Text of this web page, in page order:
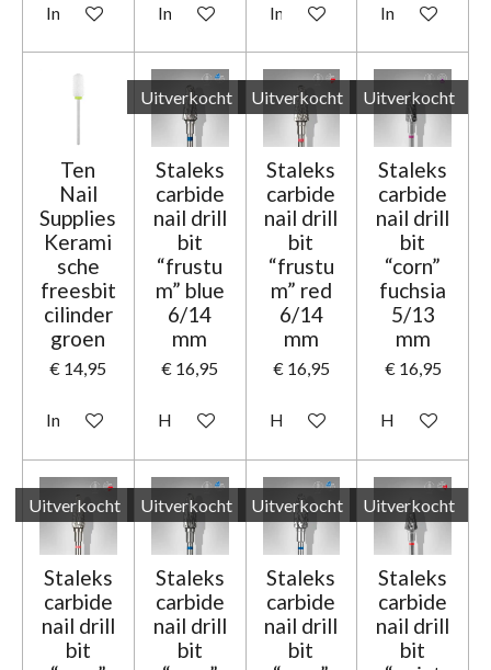
In winkelwagenIn winkelwagenIn winkelwagenIn
Ten
Nail
Supplies
Kerami
sche
freesbit
cilinder
groen
€ 14,95
In winkelwagen
Uitverkocht
Staleks
carbide
nail drill
bit
“frustu
m” blue
6/14
mm
€ 16,95
Houd mij op de hoogte
Uitverkocht
Staleks
carbide
nail drill
bit
“frustu
m” red
6/14
mm
€ 16,95
Houd mij op de hoogte
Uitverkocht
Staleks
carbide
nail drill
bit
“corn”
fuchsia
5/13
mm
€ 16,95
Houd mij op
Uitverkocht
Staleks
carbide
nail drill
bit
Uitverkocht
Staleks
carbide
nail drill
bit
Uitverkocht
Staleks
carbide
nail drill
bit
Uitverkocht
Staleks
carbide
nail drill
bit